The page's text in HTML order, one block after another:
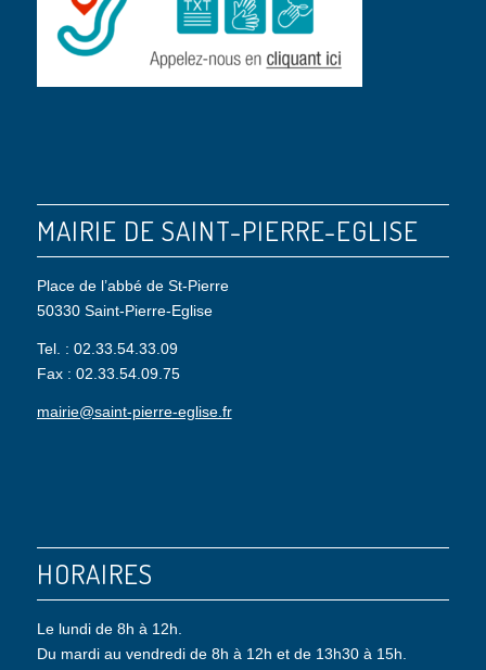
MAIRIE DE SAINT-PIERRE-EGLISE
Place de l’abbé de St-Pierre
50330 Saint-Pierre-Eglise
Tel. : 02.33.54.33.09
Fax : 02.33.54.09.75
mairie@saint-pierre-eglise.fr
HORAIRES
Le lundi de 8h à 12h.
Du mardi au vendredi de 8h à 12h et de 13h30 à 15h.